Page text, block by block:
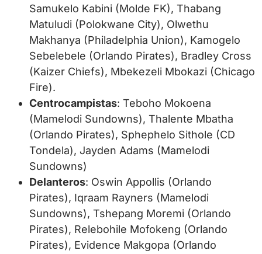
Samukelo Kabini (Molde FK), Thabang
Matuludi (Polokwane City), Olwethu
Makhanya (Philadelphia Union), Kamogelo
Sebelebele (Orlando Pirates), Bradley Cross
(Kaizer Chiefs), Mbekezeli Mbokazi (Chicago
Fire).
Centrocampistas: Teboho Mokoena
(Mamelodi Sundowns), Thalente Mbatha
(Orlando Pirates), Sphephelo Sithole (CD
Tondela), Jayden Adams (Mamelodi
Sundowns)
Delanteros: Oswin Appollis (Orlando
Pirates), Iqraam Rayners (Mamelodi
Sundowns), Tshepang Moremi (Orlando
Pirates), Relebohile Mofokeng (Orlando
Pirates), Evidence Makgopa (Orlando